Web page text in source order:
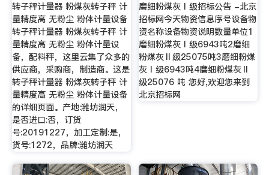
转子秤计量器 粉煤灰转子秤 计
量精度高 无粉尘 粉体计量设备
转子秤计量器 粉煤灰转子秤 计
量精度高 无粉尘 粉体计量设
备，配料秤，这里云集了众多的
供应商，采购商，制造商。这是
转子秤计量器 粉煤灰转子秤 计
量精度高 无粉尘 粉体计量设备
的详细页面。产地:潍坊润天，
是否进口:否，订货
号:20191227，加工定制:是，
货号:1272，品牌:潍坊润天
磨细粉煤灰Ⅰ级招标公告 -北京
招标网今天物资信息序号设备物
资名称设备物资说明数量单位1
磨细粉煤灰Ⅰ级6943吨2磨细
粉煤灰Ⅱ级25075吨3磨细粉煤
灰Ⅰ级6943吨4磨细粉煤灰Ⅱ
级25076 吨 您好,欢迎您来到
北京招标网